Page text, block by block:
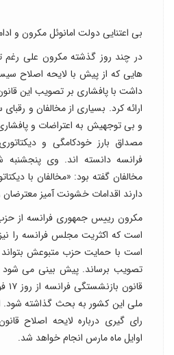
بی اعتنایی دولت امانوئل مکرون و
در چند روز گذشته مکرون علی رغم
هایی که از پیش با لایحه اصلاح
داشت با پافشاری بر تصویب این
ارائه کرد. بسیاری از مخالفان و
و بی توجهیش به اعتراضات و
مصداق بارز خودکامگی و
فرانسه دانسته اند. وی پنجشنبه
مخالفان گفته بود: «مخالفان با
دارند اقدامات خشونت آمیز معترضان
مکرون رییس جمهوری فرانسه از
است که اکثریت مجلس فرانسه را نیز
است با حمایت حزب متبوعش بتواند
تصویب برساند. پیش بینی می شود
ملی این کشور به بحث گذاشته شود.
رای گیری درباره لایحه اصلاح
اوایل ماه مارس انجام خواهد شد.